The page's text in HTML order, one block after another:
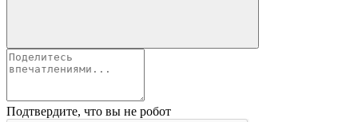
Подтвердите, что вы не робот